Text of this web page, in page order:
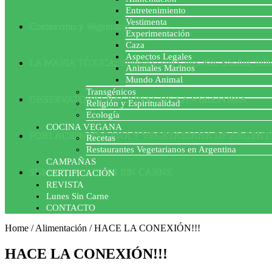
Coronavirus y Veganismo
LA MAFIA TÓXICA: Entrevista con Gilles-Eric Séralini,
OBSERVATORIO NACIONAL DE LA VEGEFOBIA
POBLACION VEGANA Y VEGETARIANA DE
SUMATE AL LUNES SIN CARNE
Entretenimiento
Vestimenta
Experimentación
Caza
Aspectos Legales
Animales Marinos
Mundo Animal
Transgénicos
Religión y Espiritualidad
Ecología
COCINA VEGANA
Recetas
Restaurantes Vegetarianos en Argentina
CAMPAÑAS
CERTIFICACIÓN
REVISTA
Lunes Sin Carne
CONTACTO
Home /Alimentación /HACE LA CONEXIÓN!!!
HACE LA CONEXIÓN!!!